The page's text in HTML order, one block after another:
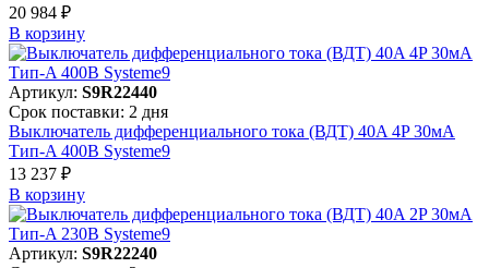
20 984 ₽
В корзинy
Артикул: S9R22440
Срок поставки: 2 дня
Выключатель дифференциального тока (ВДТ) 40A 4P 30мА
Тип-A 400В Systeme9
13 237 ₽
В корзинy
Артикул: S9R22240